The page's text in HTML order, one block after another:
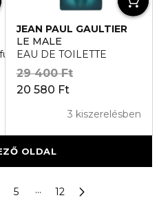
JEAN PAUL GAULTIER
LE MALE
EAU DE TOILETTE
20 580 Ft
29 400 Ft
3 kiszerelésben
OLDAL
5 ··· 12